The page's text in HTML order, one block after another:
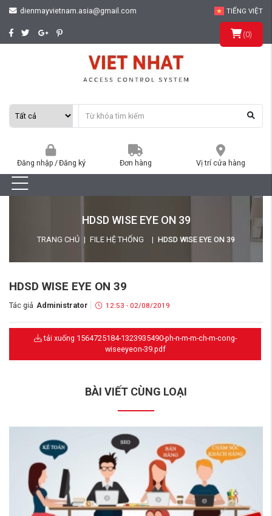
dienmayvietnam.asia@gmail.com TIẾNG VIỆT
(0)
Đăng nhập /Đăng ký Đơn hàng Vị trí cửa hàng
HDSD WISE EYE ON 39
TRANG CHỦ FILE HỆ THỐNG HDSD WISE EYE ON 39
HDSD WISE EYE ON 39
Tác giả Administrator 12:53 - 02/08/2019
tải xuống 1564725184-1323935490-ph-n-m-m-ch-m-cong-
wiseeyeon-39.pdf
BÀI VIẾT CÙNG LOẠI